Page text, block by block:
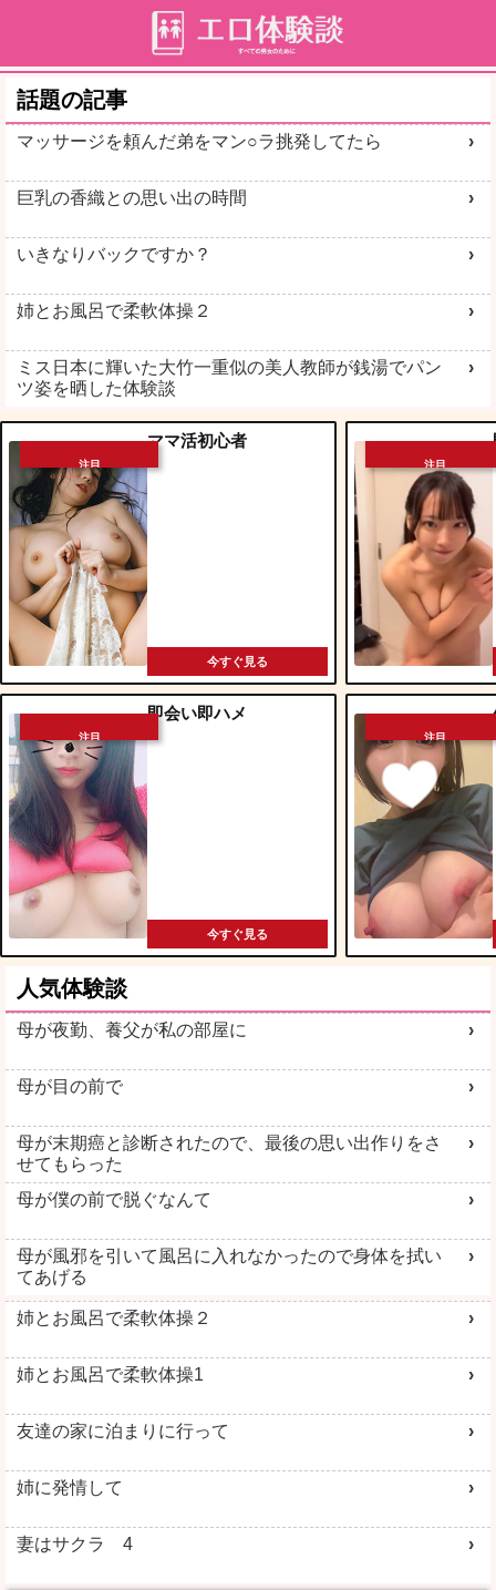
話題の記事
マッサージを頼んだ弟をマン○ラ挑発してたら
巨乳の香織との思い出の時間
いきなりバックですか？
姉とお風呂で柔軟体操２
ミス日本に輝いた大竹一重似の美人教師が銭湯でパン
ツ姿を晒した体験談
注目
ママ活初心者
今すぐ見る
注目
即会い即ハメ
今すぐ見る
注目
注目
人気体験談
母が夜勤、養父が私の部屋に
母が目の前で
母が末期癌と診断されたので、最後の思い出作りをさ
せてもらった
母が僕の前で脱ぐなんて
母が風邪を引いて風呂に入れなかったので身体を拭い
てあげる
姉とお風呂で柔軟体操２
姉とお風呂で柔軟体操1
友達の家に泊まりに行って
姉に発情して
妻はサクラ 4